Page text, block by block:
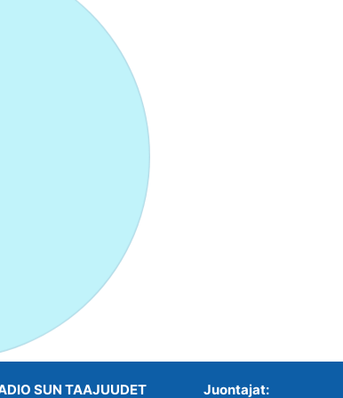
SUN TAAJUUDET Juontajat: